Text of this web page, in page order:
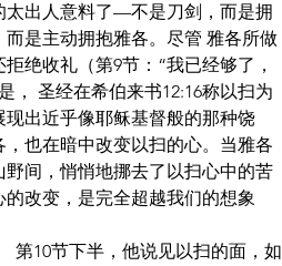
太出人意料了—不是刀剑，而是拥
是主动拥抱雅各。尽管 雅各所做
绝收礼（第9节：“我已经够了，
， 圣经在希伯来书12:16称以扫为
出近乎像耶稣基督般的那种饶
也在暗中改变以扫的心。当雅各
间，悄悄地挪去了以扫心中的苦
改变，是完全超越我们的想象
第10节下半，他说见以扫的面，如